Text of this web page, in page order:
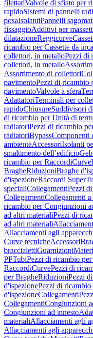
filettatiValvole di sfiato per
rapidoSistemi di pannelli
posaIsolantiPannelli
fissaggioAdditivi per
dilatazioneReggicurve
ricambio per Cassette da
collettori, in metalloPezzi di
collettori, in metallo
Assortimento di collettori
pavimentoPezzi di ricambio
pavimentoValvole a sfera
AdattatoriTerminali per
rapidoChiusureSuddivisori
di ricambio per Unità di
radiatoriPezzi di ricambio
radiatoriBypassComponenti
ambienteAccessoriIsolanti
smaltimento dell’edificio
ricambio per RaccordiCurve
BragheRiduzioniBraghe
d'ispezioneRaccordi
specialiCollegamentiPezzi
CollegamentiCollegamenti a
ricambio per Congiunzioni
ad altri materialiPezzi di
ad altri materiali
Allacciamenti agli
Curve tecnicheAccessori
braccialettiGuarnizioni
PPTubiPezzi di ricambio
RaccordiCurvePezzi di
per BragheRiduzioniPezzi
d'ispezionePezzi di ricambio
d'ispezioneCollegamenti
CollegamentiCongiunzioni
Congiunzioni ad innesto
materialiAllacciamenti agli
Allacciamenti agli